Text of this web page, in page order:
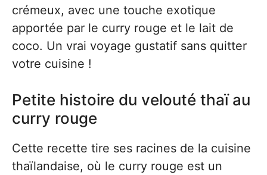
crémeux, avec une touche exotique
apportée par le curry rouge et le lait de
coco. Un vrai voyage gustatif sans quitter
votre cuisine !
Petite histoire du velouté thaï au
curry rouge
Cette recette tire ses racines de la cuisine
thaïlandaise, où le curry rouge est un